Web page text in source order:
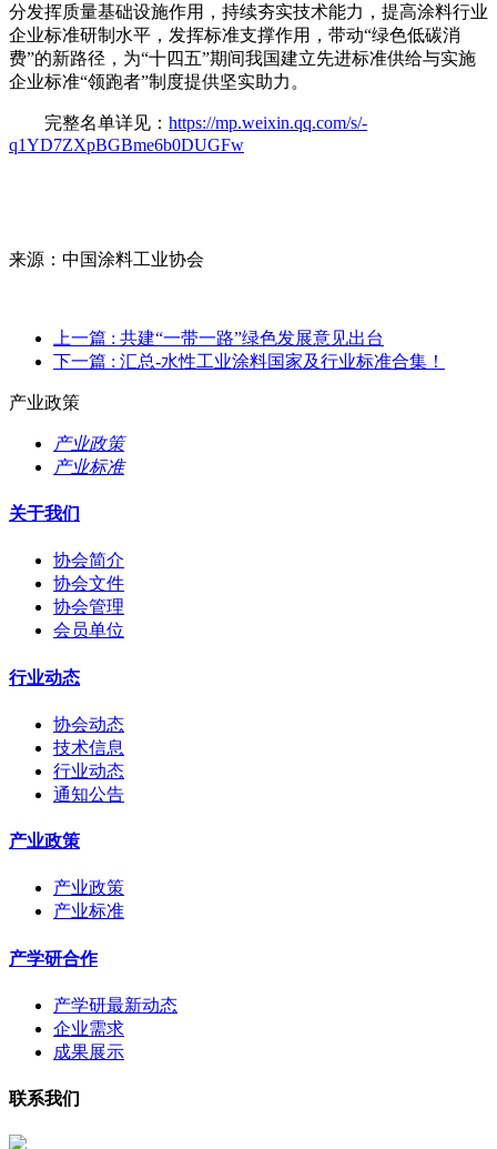
分发挥质量基础设施作用，持续夯实技术能力，提高涂料行业
企业标准研制水平，发挥标准支撑作用，带动“绿色低碳消
费”的新路径，为“十四五”期间我国建立先进标准供给与实施
企业标准“领跑者”制度提供坚实助力。
完整名单详见： https://mp.weixin.qq.com/s/-
q1YD7ZXpBGBme6b0DUGFw
来源：中国涂料工业协会
上一篇 : 共建“一带一路”绿色发展意见出台
下一篇 : 汇总-水性工业涂料国家及行业标准合集！
产业政策
产业政策
产业标准
关于我们
协会简介
协会文件
协会管理
会员单位
行业动态
协会动态
技术信息
行业动态
通知公告
产业政策
产业政策
产业标准
产学研合作
产学研最新动态
企业需求
成果展示
联系我们